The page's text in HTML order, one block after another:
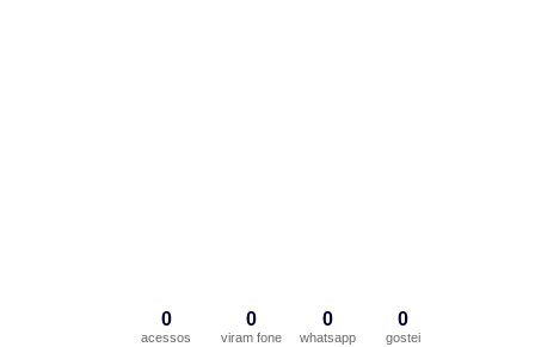
0
acessos
0
viram fone
0
whatsapp
0
gostei